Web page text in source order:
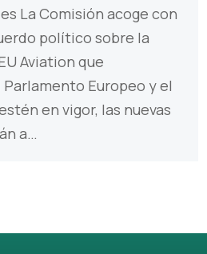
La Comisión acoge con
político sobre la
Aviation que
Europeo y el
en vigor, las nuevas
a…